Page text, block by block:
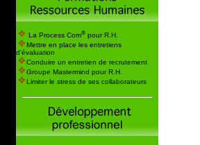
La Process Com® pour R.H.
Mettre en place les entretiens
d'évaluation
Conduire un entretien de recrutement
Groupe Mastermind pour R.H.
Limiter le stress de ses collaborateurs